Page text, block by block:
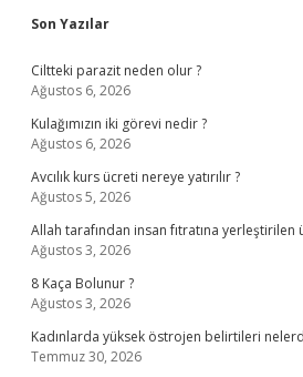
Sidebar
Son Yazılar
Ciltteki parazit neden olur ?
Ağustos 6, 2026
Kulağımızın iki görevi nedir ?
Ağustos 6, 2026
Avcılık kurs ücreti nereye yatırılır ?
Ağustos 5, 2026
Allah tarafından insan fıtratına
Ağustos 3, 2026
8 Kaça Bolunur ?
Ağustos 3, 2026
Kadınlarda yüksek östrojen belirtileri
Temmuz 30, 2026